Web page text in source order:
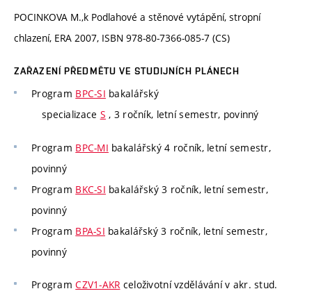
POCINKOVA M.,k Podlahové a stěnové vytápění, stropní
chlazení, ERA 2007, ISBN 978-80-7366-085-7 (CS)
ZAŘAZENÍ PŘEDMĚTU VE STUDIJNÍCH PLÁNECH
Program BPC-SI bakalářský
specializace S , 3 ročník, letní semestr, povinný
Program BPC-MI bakalářský 4 ročník, letní semestr,
povinný
Program BKC-SI bakalářský 3 ročník, letní semestr,
povinný
Program BPA-SI bakalářský 3 ročník, letní semestr,
povinný
ProgramCZV1-AKR celoživotní vzdělávání v akr. stud.